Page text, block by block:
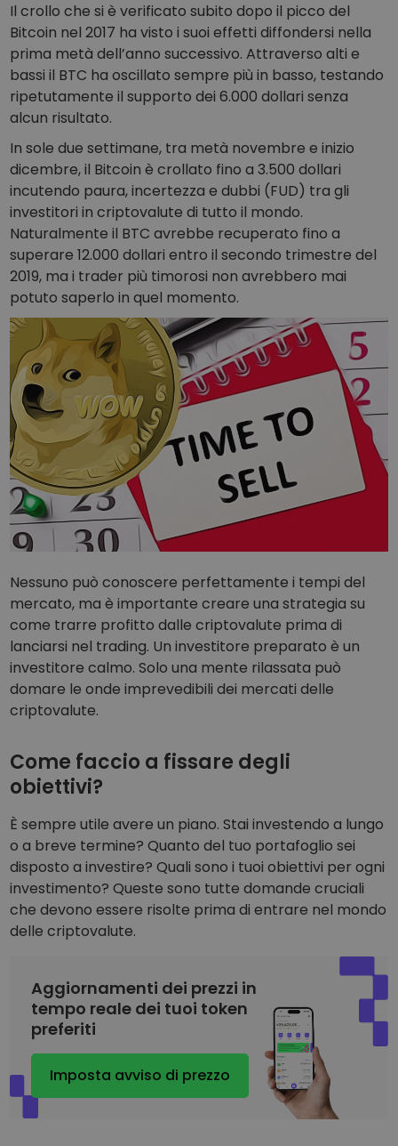
Il crollo che si è verificato subito dopo il picco del
Bitcoin nel 2017 ha visto i suoi effetti diffondersi nella
prima metà dell’anno successivo. Attraverso alti e
bassi il BTC ha oscillato sempre più in basso, testando
ripetutamente il supporto dei 6.000 dollari senza
alcun risultato.
In sole due settimane, tra metà novembre e inizio
dicembre, il Bitcoin è crollato fino a 3.500 dollari
incutendo paura, incertezza e dubbi (FUD) tra gli
investitori in criptovalute di tutto il mondo.
Naturalmente il BTC avrebbe recuperato fino a
superare 12.000 dollari entro il secondo trimestre del
2019, ma i trader più timorosi non avrebbero mai
potuto saperlo in quel momento.
Nessuno può conoscere perfettamente i tempi del
mercato, ma è importante creare una strategia su
come trarre profitto dalle criptovalute prima di
lanciarsi nel trading. Un investitore preparato è un
investitore calmo. Solo una mente rilassata può
domare le onde imprevedibili dei mercati delle
criptovalute.
Come faccio a fissare degli
obiettivi?
È sempre utile avere un piano. Stai investendo a lungo
o a breve termine? Quanto del tuo portafoglio sei
disposto a investire? Quali sono i tuoi obiettivi per ogni
investimento? Queste sono tutte domande cruciali
che devono essere risolte prima di entrare nel mondo
delle criptovalute.
Aggiornamenti dei prezzi in
tempo reale dei tuoi token
preferiti
Imposta avviso di prezzo